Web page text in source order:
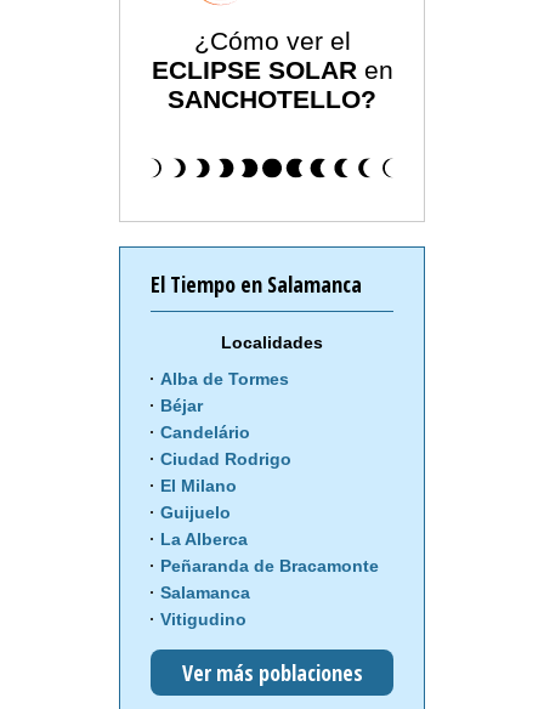
¿Cómo ver el
ECLIPSE SOLAR en
SANCHOTELLO?
El Tiempo en Salamanca
Localidades
Alba de Tormes
Béjar
Candelário
Ciudad Rodrigo
El Milano
Guijuelo
La Alberca
Peñaranda de Bracamonte
Salamanca
Vitigudino
Ver más poblaciones